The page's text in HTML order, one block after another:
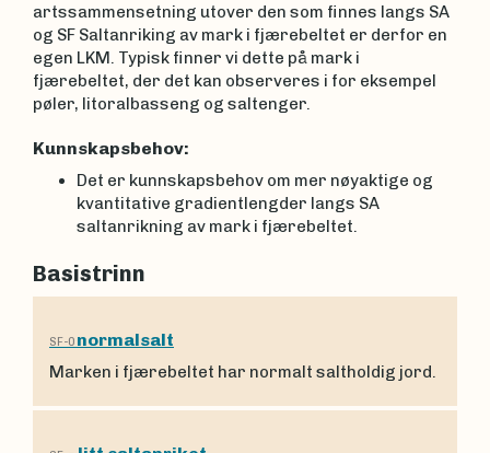
artssammensetning utover den som finnes langs SA
og SF Saltanriking av mark i fjærebeltet er derfor en
egen LKM. Typisk finner vi dette på mark i
fjærebeltet, der det kan observeres i for eksempel
pøler, litoralbasseng og saltenger.
Kunnskapsbehov:
Det er kunnskapsbehov om mer nøyaktige og
kvantitative gradientlengder langs SA
saltanrikning av mark i fjærebeltet.
Basistrinn
SF-0 normalsalt
Marken i fjærebeltet har normalt saltholdig jord.